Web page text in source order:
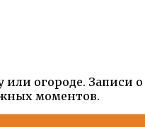
огороде. Записи
моментов.